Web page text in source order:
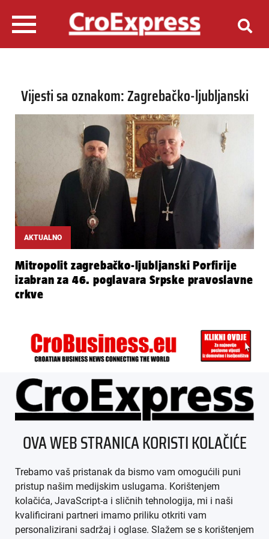
Vijesti sa oznakom: Zagrebačko-ljubljanski
AKTUALNO
Mitropolit zagrebačko-ljubljanski Porfirije
izabran za 46. poglavara Srpske pravoslavne
crkve
ÜBER UNS
IMPRESSUM
AGB
DATENSCHUTZ
OVA WEB STRANICA KORISTI KOLAČIĆE
Trebamo vaš pristanak da bismo vam omogućili puni
pristup našim medijskim uslugama. Korištenjem
kolačića, JavaScript-a i sličnih tehnologija, mi i naši
kvalificirani partneri imamo priliku otkriti vam
personalizirani sadržaj i oglase. Slažem se s korištenjem